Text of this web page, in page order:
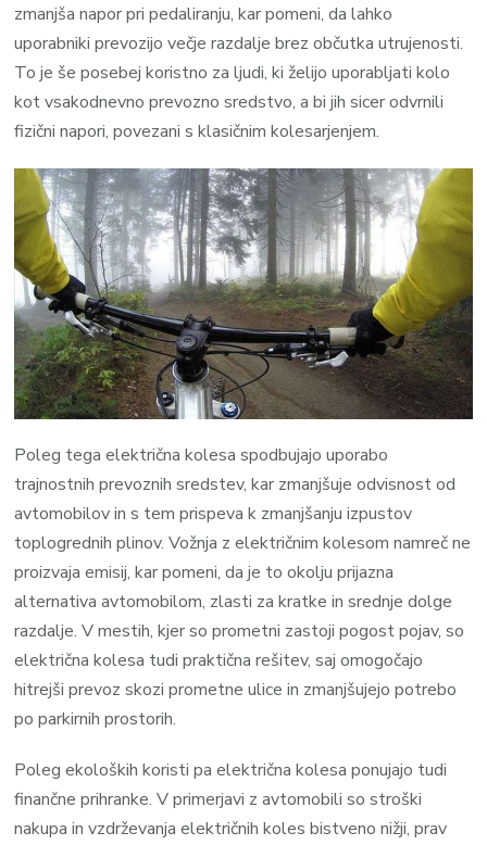
zmanjša napor pri pedaliranju, kar pomeni, da lahko
uporabniki prevozijo večje razdalje brez občutka utrujenosti.
To je še posebej koristno za ljudi, ki želijo uporabljati kolo
kot vsakodnevno prevozno sredstvo, a bi jih sicer odvrnili
fizični napori, povezani s klasičnim kolesarjenjem.
Poleg tega električna kolesa spodbujajo uporabo
trajnostnih prevoznih sredstev, kar zmanjšuje odvisnost od
avtomobilov in s tem prispeva k zmanjšanju izpustov
toplogrednih plinov. Vožnja z električnim kolesom namreč ne
proizvaja emisij, kar pomeni, da je to okolju prijazna
alternativa avtomobilom, zlasti za kratke in srednje dolge
razdalje. V mestih, kjer so prometni zastoji pogost pojav, so
električna kolesa tudi praktična rešitev, saj omogočajo
hitrejši prevoz skozi prometne ulice in zmanjšujejo potrebo
po parkirnih prostorih.
Poleg ekoloških koristi pa električna kolesa ponujajo tudi
finančne prihranke. V primerjavi z avtomobili so stroški
nakupa in vzdrževanja električnih koles bistveno nižji, prav